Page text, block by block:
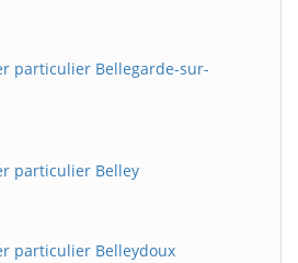
particulier Bellegarde-sur-
particulier Belley
particulier Belleydoux